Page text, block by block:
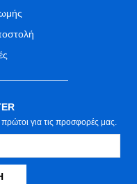
για τις προσφορές μας.